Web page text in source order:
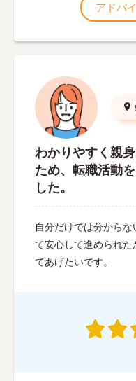
アドバ
わかりやすく親
ため、転職活動
した。
自分だけでは分から
て安心して進められた
てあげたいです。